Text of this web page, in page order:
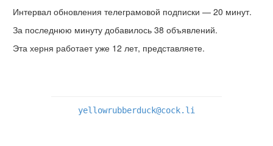
Интервал обновления телеграмовой подписки — 20 минут.
За последнюю минуту добавилось 38 объявлений.
Эта херня работает уже 12 лет, представляете.
yellowrubberduck@cock.li